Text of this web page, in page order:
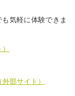
気軽に体験できま
部サイト）